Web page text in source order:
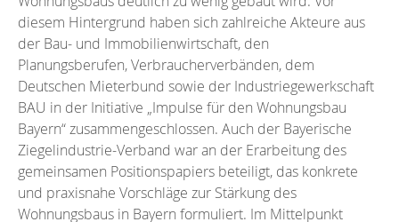
diesem Hintergrund haben sich zahlreiche Akteure aus
der Bau- und Immobilienwirtschaft, den
Planungsberufen, Verbraucherverbänden, dem
Deutschen Mieterbund sowie der Industriegewerkschaft
BAU in der Initiative „Impulse für den Wohnungsbau
Bayern“ zusammengeschlossen. Auch der Bayerische
Ziegelindustrie-Verband war an der Erarbeitung des
gemeinsamen Positionspapiers beteiligt, das konkrete
und praxisnahe Vorschläge zur Stärkung des
Wohnungsbaus in Bayern formuliert. Im Mittelpunkt